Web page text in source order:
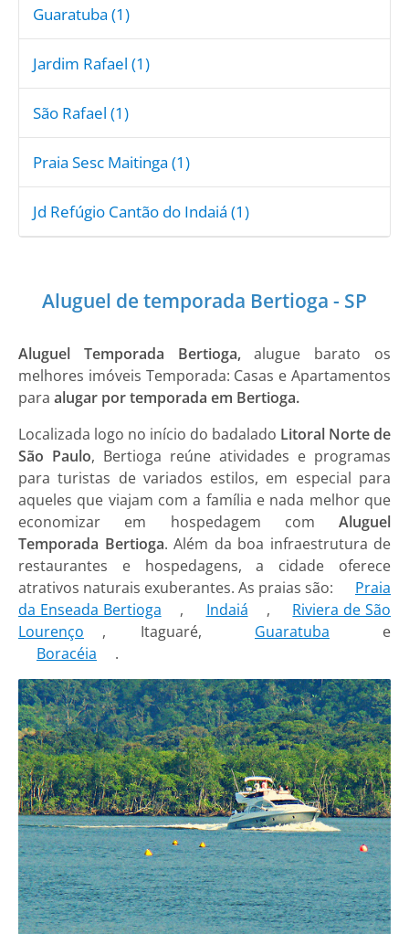
Guaratuba (1)
Jardim Rafael (1)
São Rafael (1)
Praia Sesc Maitinga (1)
Jd Refúgio Cantão do Indaiá (1)
Aluguel de temporada Bertioga - SP
Aluguel Temporada Bertioga,alugue barato os
melhores imóveis Temporada: Casas e Apartamentos
para alugar por temporada em Bertioga.
Localizada logo no início do badalado Litoral Norte de
São Paulo, Bertioga reúne atividades e programas
para turistas de variados estilos, em especial para
aqueles que viajam com a família e nada melhor que
economizar em hospedagem com Aluguel
Temporada Bertioga. Além da boa infraestrutura de
restaurantes e hospedagens, a cidade oferece
atrativos naturais exuberantes. As praias são:
Praia
da Enseada Bertioga
, Indaiá ,
Riviera de São
Lourenço
, Itaguaré, Guaratuba
e
Boracéia
.